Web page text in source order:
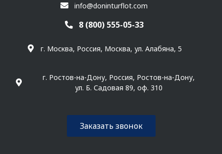
info@doninturflot.com
8 (800) 555-05-33
г. Москва, Россия, Москва, ул. Алабяна, 5
г. Ростов-на-Дону, Россия, Ростов-на-Дону,
ул. Б. Садовая 89, оф. 310
Заказать звонок